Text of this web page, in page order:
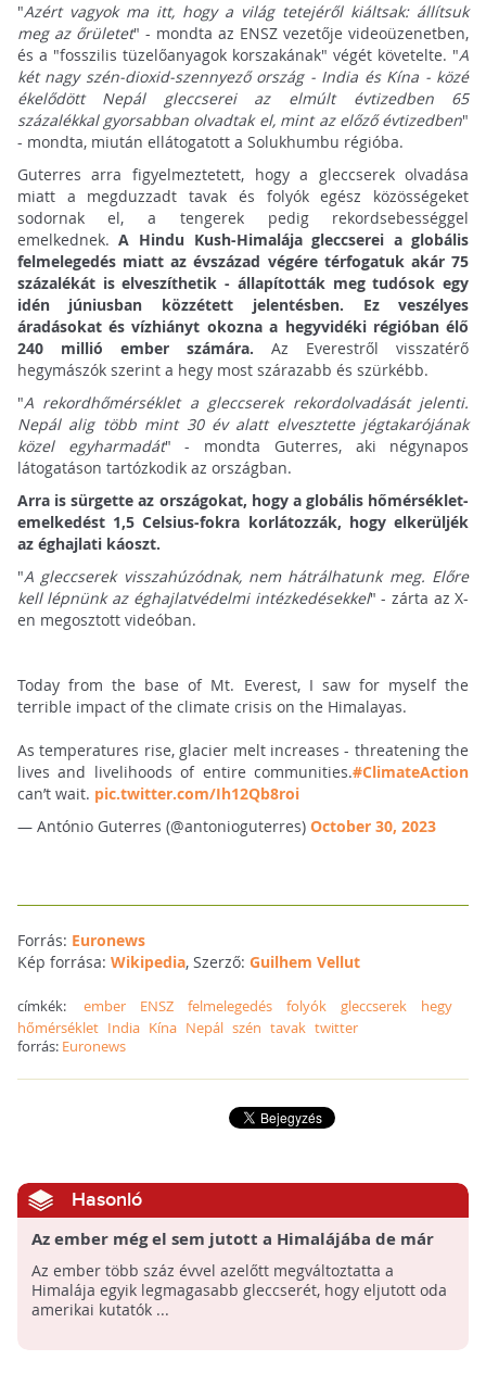
"Azért vagyok ma itt, hogy a világ tetejéről kiáltsak: állítsuk
meg az őrületet" - mondta az ENSZ vezetője videoüzenetben,
és a "fosszilis tüzelőanyagok korszakának" végét követelte. "A
két nagy szén-dioxid-szennyező ország - India és Kína - közé
ékelődött Nepál gleccserei az elmúlt évtizedben 65
százalékkal gyorsabban olvadtak el, mint az előző évtizedben"
- mondta, miután ellátogatott a Solukhumbu régióba.
Guterres arra figyelmeztetett, hogy a gleccserek olvadása
miatt a megduzzadt tavak és folyók egész közösségeket
sodornak el, a tengerek pedig rekordsebességgel
emelkednek.A Hindu Kush-Himalája gleccserei a globális
felmelegedés miatt az évszázad végére térfogatuk akár 75
százalékát is elveszíthetik - állapították meg tudósok egy
idén júniusban közzétett jelentésben. Ez veszélyes
áradásokat és vízhiányt okozna a hegyvidéki régióban élő
240 millió ember számára.Az Everestről visszatérő
hegymászók szerint a hegy most szárazabb és szürkébb.
"A rekordhőmérséklet a gleccserek rekordolvadását jelenti.
Nepál alig több mint 30 év alatt elvesztette jégtakarójának
közel egyharmadát" - mondta Guterres, aki négynapos
látogatáson tartózkodik az országban.
Arra is sürgette az országokat, hogy a globális hőmérséklet-
emelkedést 1,5 Celsius-fokra korlátozzák, hogy elkerüljék
az éghajlati káoszt.
"A gleccserek visszahúzódnak, nem hátrálhatunk meg. Előre
kell lépnünk az éghajlatvédelmi intézkedésekkel" - zárta az X-
en megosztott videóban.
Today from the base of Mt. Everest, I saw for myself the
terrible impact of the climate crisis on the Himalayas.
As temperatures rise, glacier melt increases - threatening the
lives and livelihoods of entire communities.#ClimateAction
can’t wait. pic.twitter.com/Ih12Qb8roi
— António Guterres (@antonioguterres) October 30, 2023
Forrás: Euronews
Kép forrása: Wikipedia, Szerző: Guilhem Vellut
címkék: ember ENSZ felmelegedés folyók gleccserek
hegy
hőmérséklet India Kína Nepál szén tavak twitter
forrás: Euronews
Hasonló
Az ember még el sem jutott a Himalájába de már
hatással volt a gleccserekre
Az ember több száz évvel azelőtt megváltoztatta a
Himalája egyik legmagasabb gleccserét, hogy eljutott oda
amerikai kutatók ...